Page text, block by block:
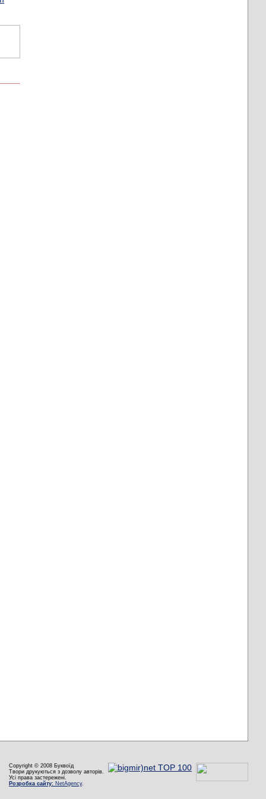
Copyright © 2008 Буквоїд
Твори друкуються з дозволу авторів.
Усі права застережені.
Розробка сайту: NetAgency.